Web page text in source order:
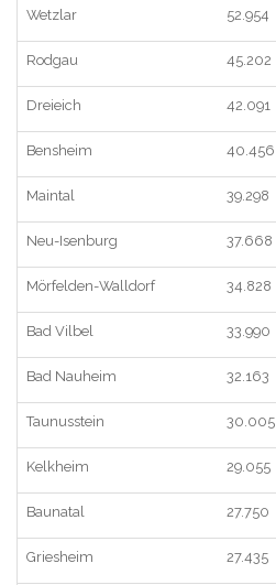
Wetzlar 52.954
Rodgau 45.202
Dreieich 42.091
Bensheim 40.456
Maintal 39.298
Neu-Isenburg 37.668
Mörfelden-Walldorf 34.828
Bad Vilbel 33.990
Bad Nauheim 32.163
Taunusstein 30.005
Kelkheim 29.055
Baunatal 27.750
Griesheim 27.435